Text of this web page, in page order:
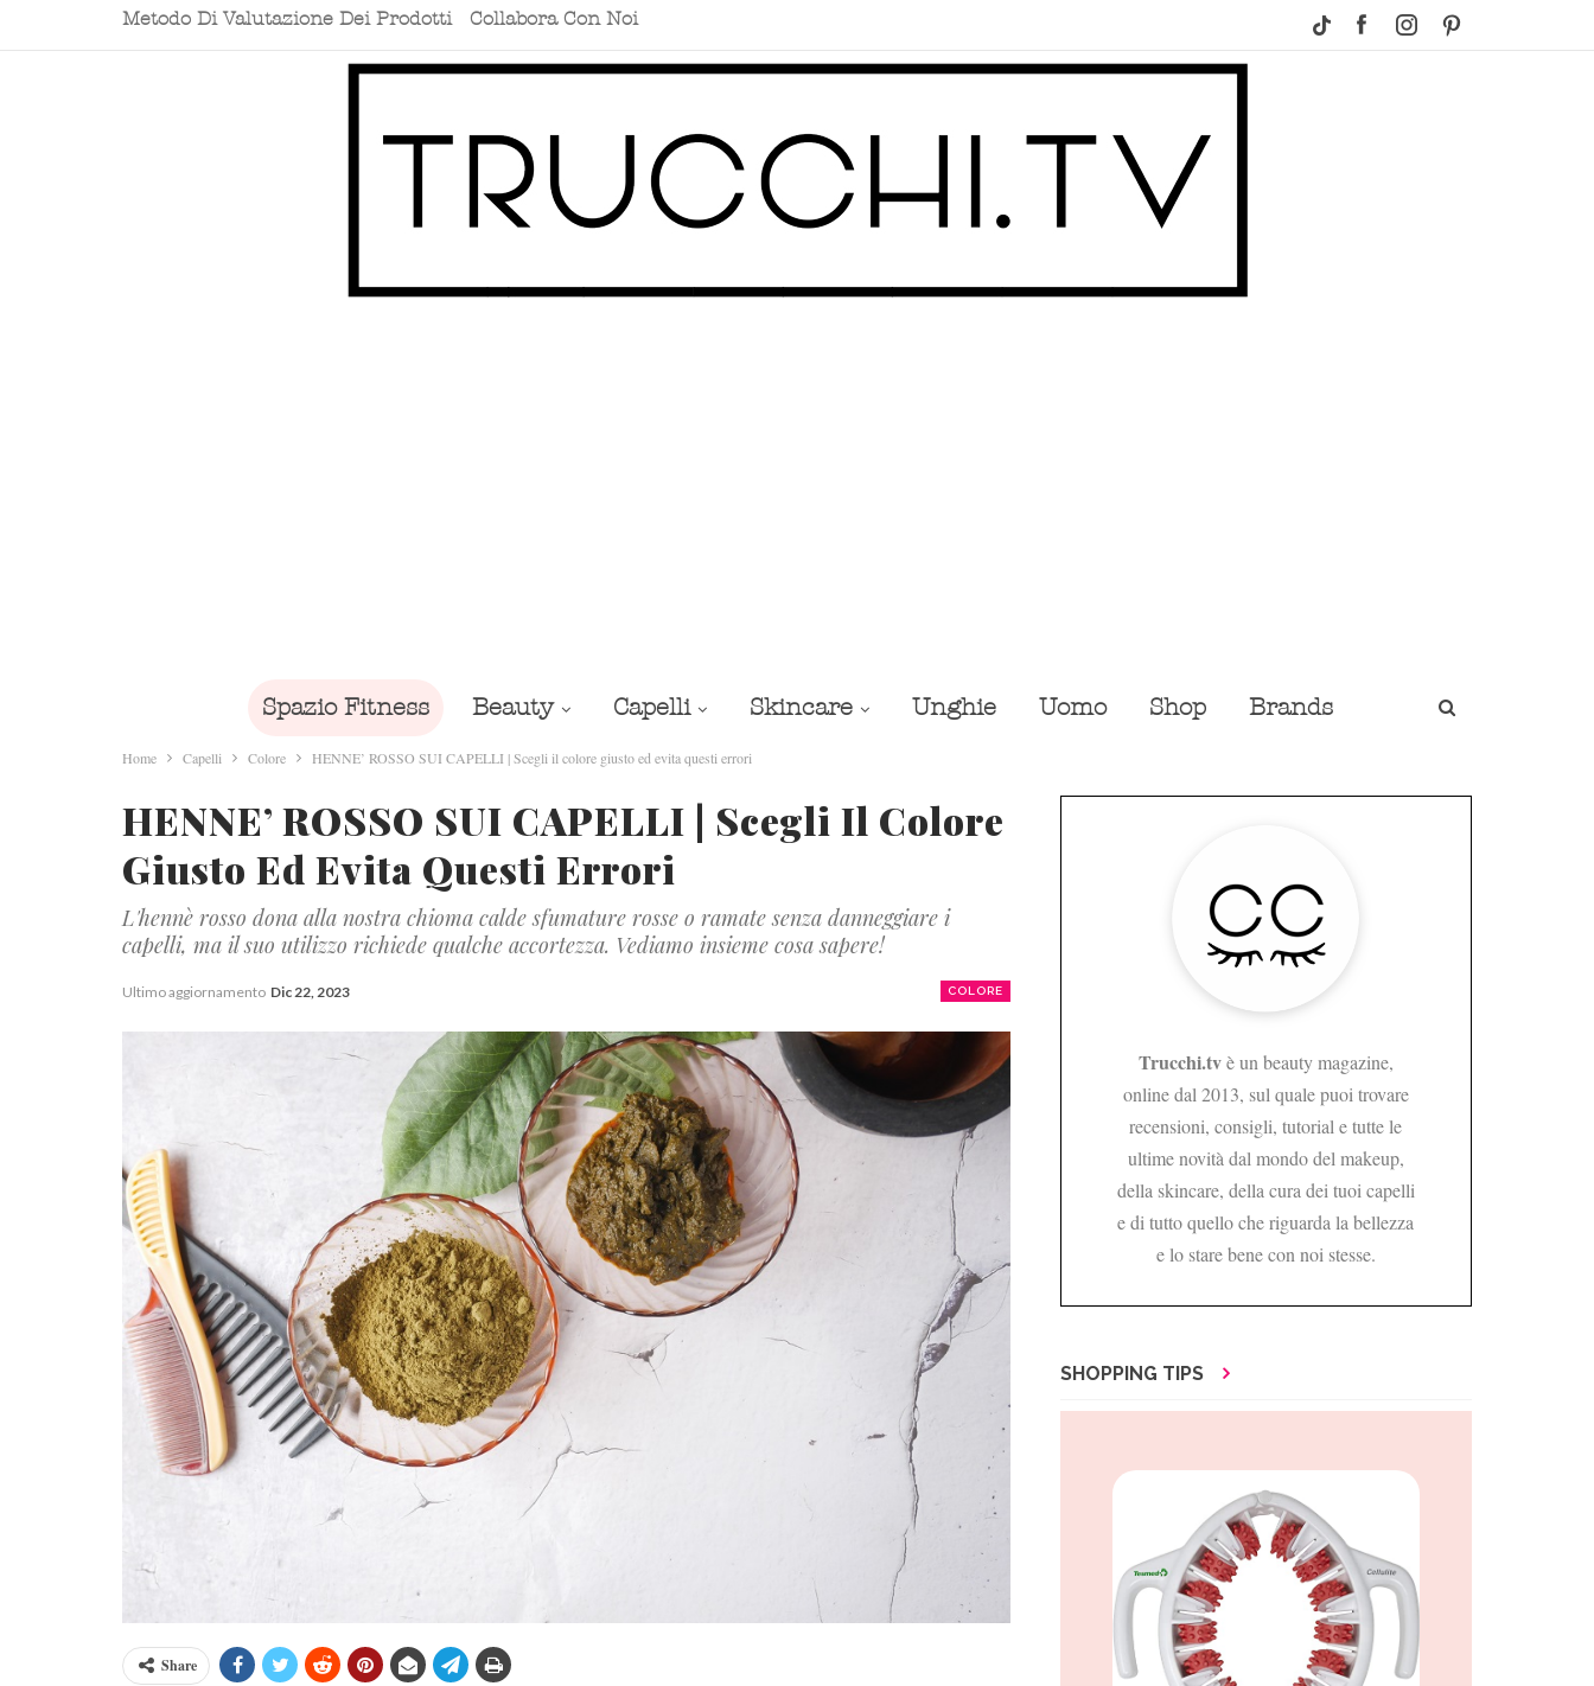
Metodo Di Valutazione Dei Prodotti Collabora Con Noi
Spazio Fitness Beauty Capelli Skincare Unghie Uomo Shop Brands
Home Capelli Colore HENNE’ ROSSO SUI CAPELLI | Scegli il colore giusto ed evita questi errori
HENNE’ ROSSO SUI CAPELLI | Scegli Il Colore
Giusto Ed Evita Questi Errori
L'hennè rosso dona alla nostra chioma calde sfumature rosse o ramate senza danneggiare i
capelli, ma il suo utilizzo richiede qualche accortezza. Vediamo insieme cosa sapere!
COLORE
Ultimo aggiornamento Dic 22, 2023
Share
Trucchi.tvè un beauty magazine,
online dal 2013, sul quale puoi trovare
recensioni, consigli, tutorial e tutte le
ultime novità dal mondo del makeup,
della skincare, della cura dei tuoi capelli
e di tutto quello che riguarda la bellezza
e lo stare bene con noi stesse.
SHOPPING TIPS